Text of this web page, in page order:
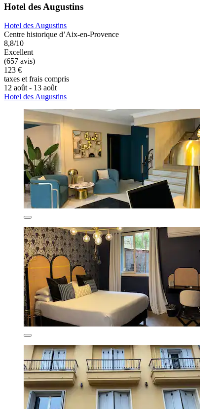
Hotel des Augustins
Hotel des Augustins
Centre historique d’Aix-en-Provence
8,8/10
Excellent
(657 avis)
123 €
taxes et frais compris
12 août - 13 août
Hotel des Augustins